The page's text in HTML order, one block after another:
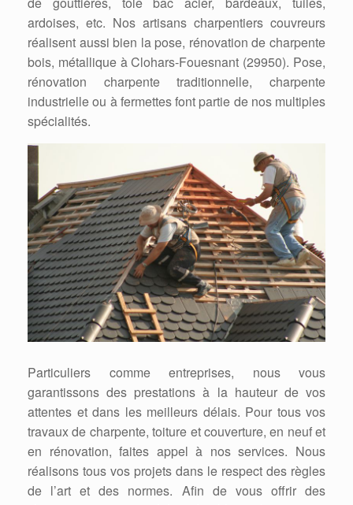
ardoises, etc. Nos artisans charpentiers couvreurs
réalisent aussi bien la pose, rénovation de charpente
bois, métallique à Clohars-Fouesnant (29950). Pose,
rénovation charpente traditionnelle, charpente
industrielle ou à fermettes font partie de nos multiples
spécialités.
Particuliers comme entreprises, nous vous
garantissons des prestations à la hauteur de vos
attentes et dans les meilleurs délais. Pour tous vos
travaux de charpente, toiture et couverture, en neuf et
en rénovation, faites appel à nos services. Nous
réalisons tous vos projets dans le respect des règles
de l’art et des normes. Afin de vous offrir des